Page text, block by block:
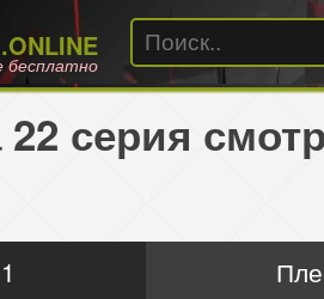
.ONLINE
серия